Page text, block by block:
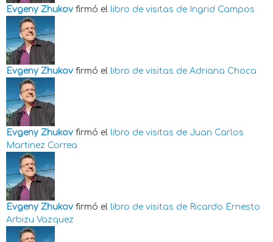
Evgeny Zhukov firmó el libro de visitas de Ingrid Campos
Evgeny Zhukov firmó el libro de visitas de Adriana Choca
Evgeny Zhukov firmó el libro de visitas de Juan Carlos
Martinez Correa
Evgeny Zhukov firmó el libro de visitas de Ricardo Ernesto
Arbizu Vazquez